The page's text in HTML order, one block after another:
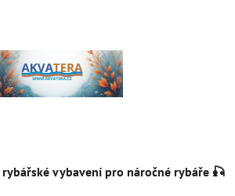
vybavení pro náročné rybáře 🎣